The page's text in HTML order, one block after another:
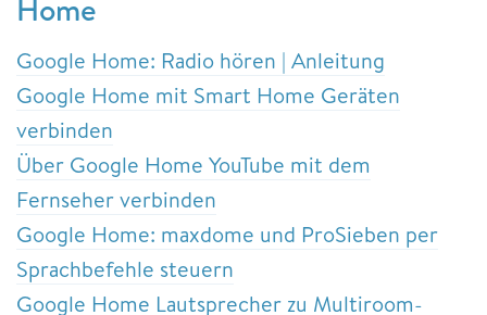
Home
Google Home: Radio hören | Anleitung
Google Home mit Smart Home Geräten
verbinden
Über Google Home YouTube mit dem
Fernseher verbinden
Google Home: maxdome und ProSieben per
Sprachbefehle steuern
Google Home Lautsprecher zu Multiroom-